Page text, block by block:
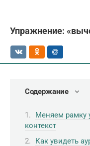
Упражнение:
Содержание
Меняем рамку
контекст
Как увидеть